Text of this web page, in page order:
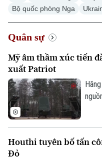
Doanh nghiệp
Đất đai
Kinh nghiệm
Tàu
Thị trường
Đánh giá
Tuyển sinh
Hướng nghiệp
Tin tức
Làng nghề
Di tích
Sức khỏe
Y tế
Dinh dưỡng
Thể thao
Bóng đá
Quần vợt
Giải trí
Tin tức
Đã phát sóng
Bộ quốc phòng Nga
Quân sự
Mỹ âm thầm xúc tiến
xuất Patriot
hụt
Houthi tuyên bố tấn
Đỏ